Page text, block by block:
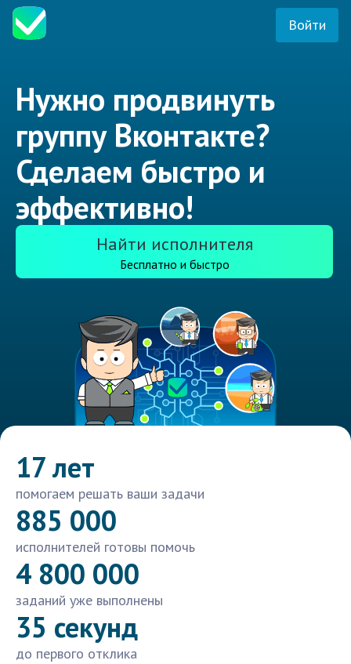
Войти
Нужно продвинуть
группу Вконтакте?
Сделаем быстро и
эффективно!
Найти исполнителя
Бесплатно и быстро
17 лет
помогаем решать ваши задачи
885 000
исполнителей готовы помочь
4 800 000
заданий уже выполнены
35 секунд
до первого отклика